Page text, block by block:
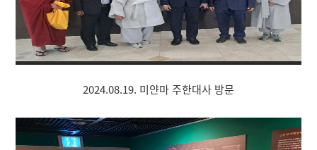
2024.08.19. 미얀마 주한대사 방문